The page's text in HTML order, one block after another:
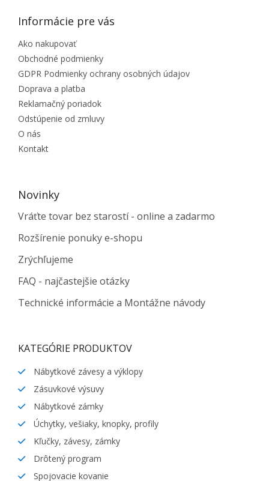
Informácie pre vás
Ako nakupovať
Obchodné podmienky
GDPR Podmienky ochrany osobných údajov
Doprava a platba
Reklamačný poriadok
Odstúpenie od zmluvy
O nás
Kontakt
Novinky
Vráťte tovar bez starostí - online a zadarmo
Rozšírenie ponuky e-shopu
Zrýchľujeme
FAQ - najčastejšie otázky
Technické informácie a Montážne návody
KATEGÓRIE PRODUKTOV
Nábytkové závesy a výklopy
Zásuvkové výsuvy
Nábytkové zámky
Úchytky, vešiaky, knopky, profily
Kľučky, závesy, zámky
Drôtený program
Spojovacie kovanie